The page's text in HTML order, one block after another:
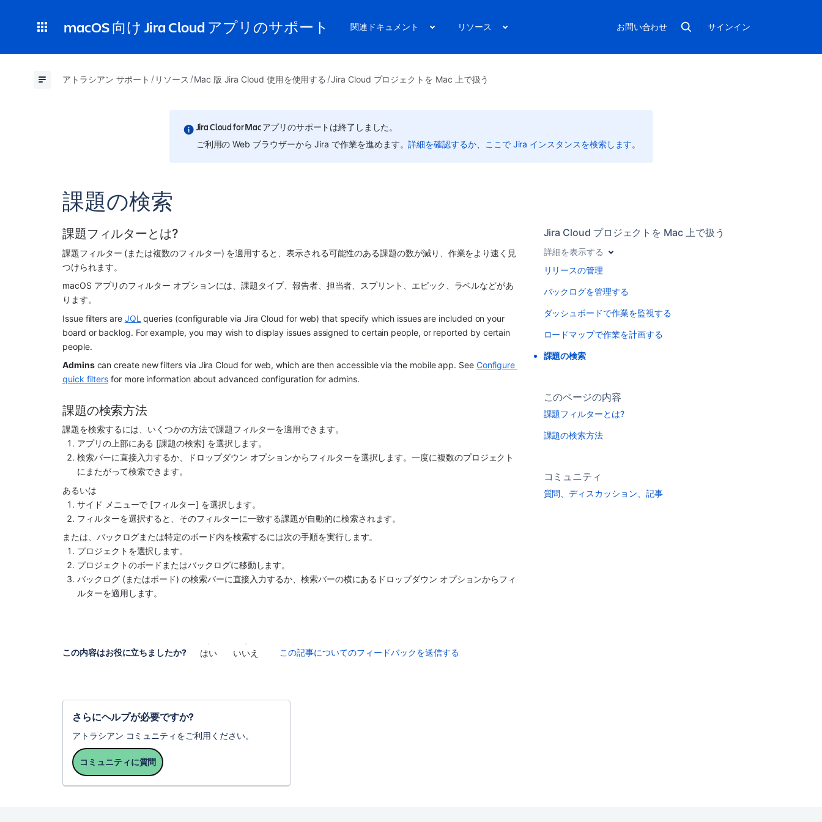
macOS 向け Jira Cloud アプリのサポート 関連ドキュメント リソース お問い合わせ サインイン
アトラシアン サポート リソース Mac 版 Jira Cloud 使用を使用する Jira Cloud プロジェクトを Mac 上で扱う
Jira Cloud for Mac アプリのサポートは終了しました。
ご利用の Web ブラウザーから Jira で作業を進めます。詳細を確認するか、 ここで Jira インスタンスを検索します。
課題の検索
課題フィルターとは?
課題フィルター (または複数のフィルター) を適用すると、表示される可能性のある課題の数が減り、作業をより速く見
つけられます。
macOS アプリのフィルター オプションには、課題タイプ、報告者、担当者、スプリント、エピック、ラベルなどがあ
ります。
Issue filters are JQL queries (configurable via Jira Cloud for web) that specify which issues are included on your
board or backlog. For example, you may wish to display issues assigned to certain people, or reported by certain
people.
Admins can create new filters via Jira Cloud for web, which are then accessible via the mobile app. See Configure
quick filters for more information about advanced configuration for admins.
課題の検索方法
課題を検索するには、いくつかの方法で課題フィルターを適用できます。
アプリの上部にある [課題の検索] を選択します。
検索バーに直接入力するか、ドロップダウン オプションからフィルターを選択します。一度に複数のプロジェクト
にまたがって検索できます。
あるいは
サイド メニューで [フィルター] を選択します。
フィルターを選択すると、そのフィルターに一致する課題が自動的に検索されます。
または、バックログまたは特定のボード内を検索するには次の手順を実行します。
プロジェクトを選択します。
プロジェクトのボードまたはバックログに移動します。
バックログ (またはボード) の検索バーに直接入力するか、検索バーの横にあるドロップダウン オプションからフィ
ルターを適用します。
この内容はお役に立ちましたか? はい いいえ この記事についてのフィードバックを送信する
さらにヘルプが必要ですか?
アトラシアン コミュニティをご利用ください。
コミュニティに質問
Jira Cloud プロジェクトを Mac 上で扱う
詳細を表示する
リリースの管理
バックログを管理する
ダッシュボードで作業を監視する
ロードマップで作業を計画する
課題の検索
このページの内容
課題フィルターとは?
課題の検索方法
コミュニティ
質問、ディスカッション、記事